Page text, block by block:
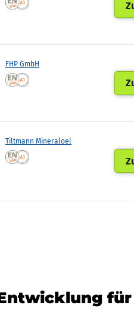
FHP GmbH
Tiltmann Mineraloel
für